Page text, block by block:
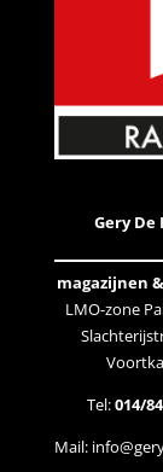
Gery De
magazijnen
LMO-zone
Tel:014/
Mail: